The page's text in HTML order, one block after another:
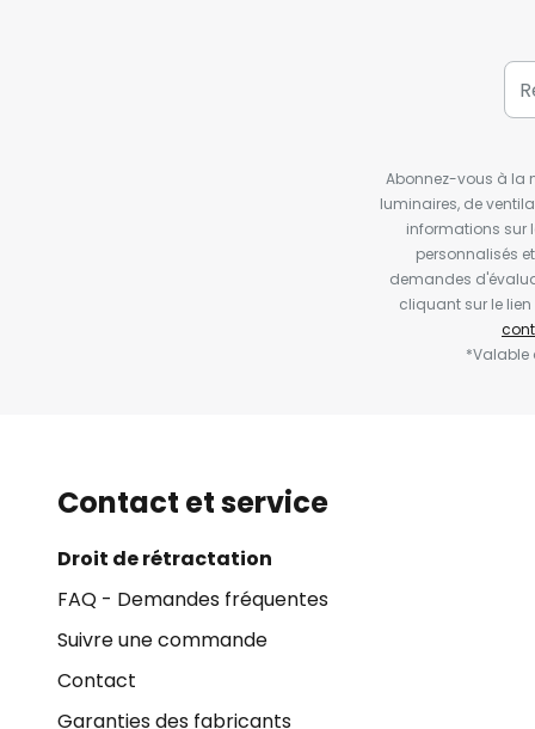
Abonnez-vous à la
luminaires, de
informations sur
personnalisés
demandes
cliquant sur le
*Valable
Contact et service
Droit de rétractation
FAQ - Demandes fréquentes
Suivre une commande
Contact
Garanties des fabricants